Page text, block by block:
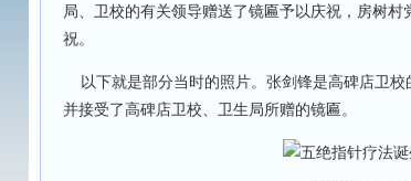
局、卫校的有关领导赠送了镜匾予以庆祝，房树
祝。
以下就是部分当时的照片。张剑锋是高碑店卫校
并接受了高碑店卫校、卫生局所赠的镜匾。